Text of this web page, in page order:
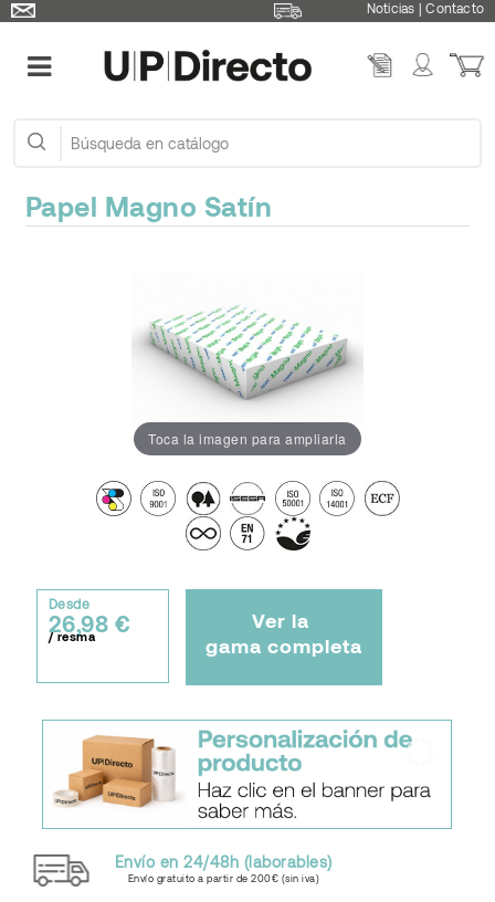
Noticias |Contacto
Papel Magno Satín
Toca la imagen para ampliarla
Desde
26,98 €
/ resma
Ver la
gama completa
Envío en 24/48h (laborables)
Envío gratuito a partir de 200€ (sin iva)